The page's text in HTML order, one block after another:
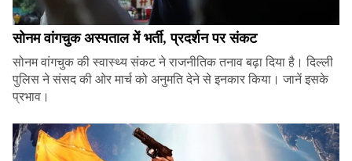
सोनम वांगचुक अस्पताल में भर्ती, प्रदर्शन पर संकट
सोनम वांगचुक की स्वास्थ्य संकट ने राजनीतिक तनाव बढ़ा दिया है। दिल्ली
पुलिस ने संसद की ओर मार्च को अनुमति देने से इनकार किया। जानें इसके
प्रभाव।